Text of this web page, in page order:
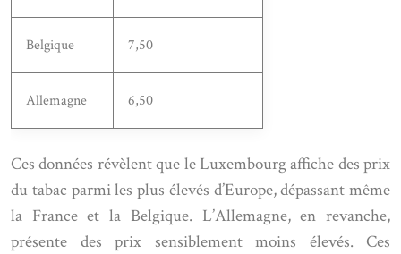
Belgique 7,50
Allemagne 6,50
Ces données révèlent que le Luxembourg affiche des prix
du tabac parmi les plus élevés d’Europe, dépassant même
la France et la Belgique. L’Allemagne, en revanche,
présente des prix sensiblement moins élevés. Ces